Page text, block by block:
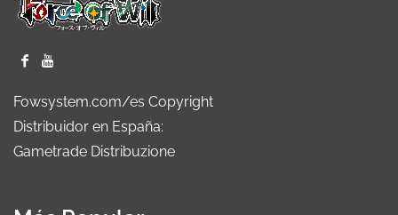
Burn/Control
Brandhardt, Stern
asuka LC
Chiquillo de la Luna
Fowsystem.com/es Copyright
Distribuidor en España:
Gametrade Distribuzione